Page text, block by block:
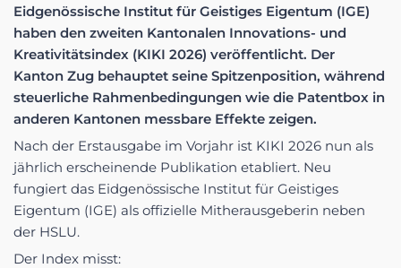
Eidgenössische Institut für Geistiges Eigentum (IGE)
haben den zweiten Kantonalen Innovations- und
Kreativitätsindex (KIKI 2026) veröffentlicht. Der
Kanton Zug behauptet seine Spitzenposition, während
steuerliche Rahmenbedingungen wie die Patentbox in
anderen Kantonen messbare Effekte zeigen.
Nach der Erstausgabe im Vorjahr ist KIKI 2026 nun als
jährlich erscheinende Publikation etabliert. Neu
fungiert das Eidgenössische Institut für Geistiges
Eigentum (IGE) als offizielle Mitherausgeberin neben
der HSLU.
Der Index misst: